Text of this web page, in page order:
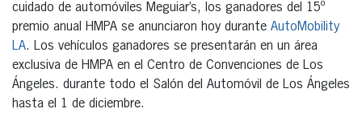
cuidado de automóviles Meguiar’s, los ganadores del 15º
premio anual HMPA se anunciaron hoy durante AutoMobility
LA. Los vehículos ganadores se presentarán en un área
exclusiva de HMPA en el Centro de Convenciones de Los
Ángeles. durante todo el Salón del Automóvil de Los Ángeles
hasta el 1 de diciembre.